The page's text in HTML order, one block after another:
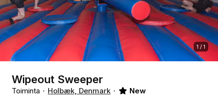
1 / 1
Wipeout Sweeper
Toiminta Holbæk, Denmark New